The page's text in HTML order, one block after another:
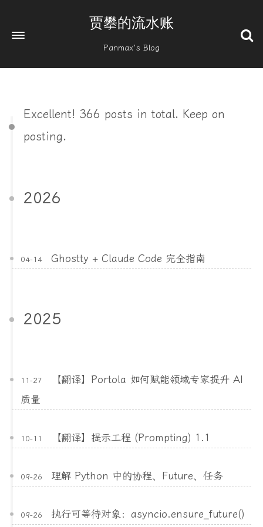
贾攀的流水账
Panmax's Blog
Excellent! 366 posts in total. Keep on
posting.
2026
04-14 Ghostty + Claude Code 完全指南
2025
11-27
【翻译】Portola 如何赋能领域专家提升 AI
质量
10-11 【翻译】提示工程 (Prompting) 1.1
09-26 理解 Python 中的协程、Future、任务
09-26 执行可等待对象：asyncio.ensure_future()